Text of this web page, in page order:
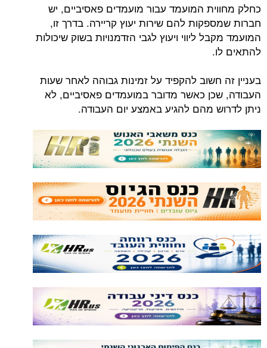
כחלק מחווית המועמד עבור מועמדים פאסיביים, יש
חברות שמספקות להם שירות יעוץ קריירה. בדרך זו,
המועמד מקבל ליווי ויעוץ לגבי הזדמנויות בשוק שיכולות
להתאים לו.
בעניין זה חשוב להקפיד על זמינות גבוהה לאחר שעות
העבודה, שכן כאשר מדובר במועמדים פאסיביים, לא
ניתן לדרוש מהם להגיע באמצע יום העבודה.